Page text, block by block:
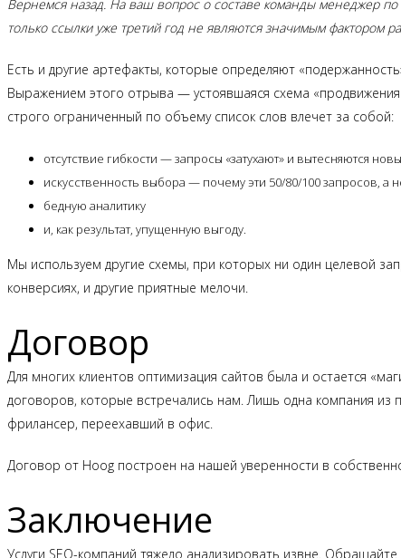
Вернемся назад. На ваш вопрос о составе команды менеджер
только ссылки уже третий год не являются значимым фактором
Есть и другие артефакты, которые определяют
Выражением этого отрыва — устоявшаяся схема
строго ограниченный по объему список слов влечет за собой:
отсутствие гибкости — запросы «затухают» и вытесняются
искусственность выбора — почему эти 50/80/100 запросов, а
бедную аналитику
и, как результат, упущенную выгоду.
Мы используем другие схемы, при которых ни один целевой
конверсиях, и другие приятные мелочи.
Договор
Для многих клиентов оптимизация сайтов была и остается
договоров, которые встречались нам. Лишь одна компания из
фрилансер, переехавший в офис.
Договор от Hoog построен на нашей уверенности в
Заключение
Услуги SEO-компаний тяжело анализировать извне.